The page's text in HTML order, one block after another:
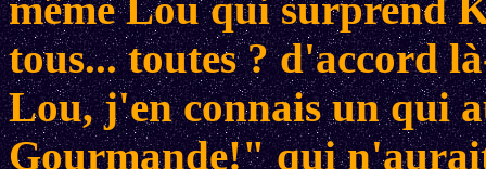
tous... toutes ? d'accord
Lou, j'en connais un qui
Gourmande!" qui